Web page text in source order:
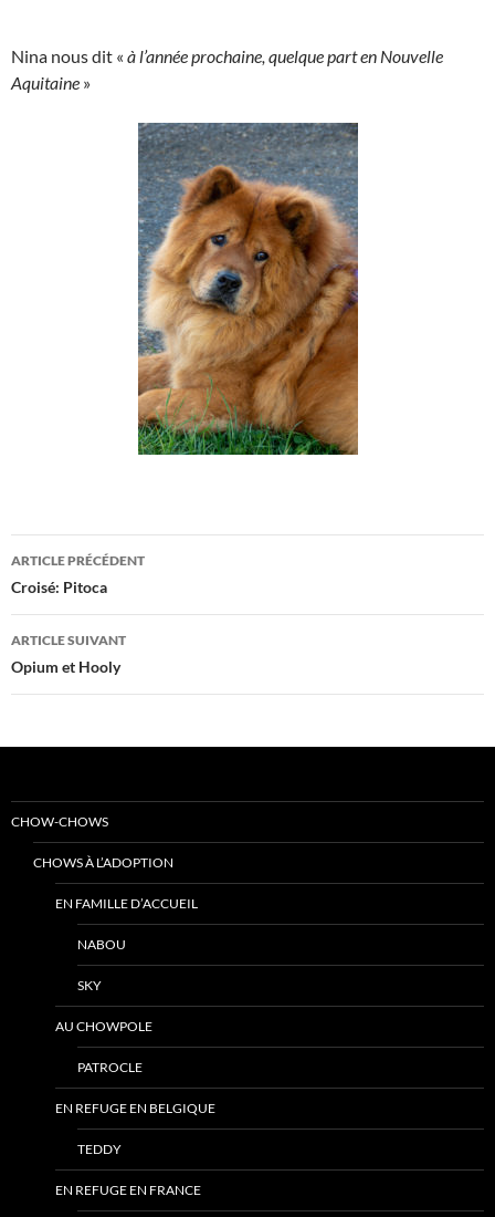
Nina nous dit « à l’année prochaine, quelque part en Nouvelle
Aquitaine »
Navigation
des
articles
ARTICLE PRÉCÉDENT
Croisé: Pitoca
ARTICLE SUIVANT
Opium et Hooly
CHOW-CHOWS
CHOWS À L’ADOPTION
EN FAMILLE D’ACCUEIL
NABOU
SKY
AU CHOWPOLE
PATROCLE
EN REFUGE EN BELGIQUE
TEDDY
EN REFUGE EN FRANCE